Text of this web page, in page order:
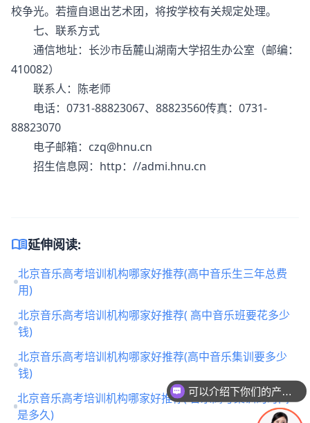
校争光。若擅自退出艺术团，将按学校有关规定处理。
七、联系方式
通信地址：长沙市岳麓山湖南大学招生办公室（邮编：
410082）
联系人：陈老师
电话：0731-88823067、88823560传真：0731-
88823070
电子邮箱：czq@hnu.cn
招生信息网：http：//admi.hnu.cn
menu_book延伸阅读:
北京音乐高考培训机构哪家好推荐(高中音乐生三年总费
用)
北京音乐高考培训机构哪家好推荐( 高中音乐班要花多少
钱)
北京音乐高考培训机构哪家好推荐(高中音乐集训要多少
钱)
北京音乐高考培训机构哪家好推荐( 音乐高考集训的时间
是多久)
你们是怎么收费的呢